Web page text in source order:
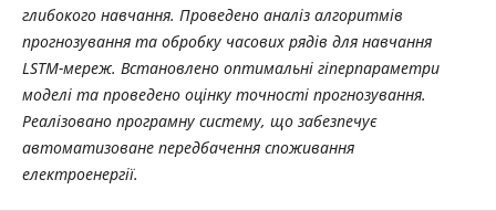
глибокого навчання. Проведено аналіз алгоритмів
прогнозування та обробку часових рядів для навчання
LSTM-мереж. Встановлено оптимальні гіперпараметри
моделі та проведено оцінку точності прогнозування.
Реалізовано програмну систему, що забезпечує
автоматизоване передбачення споживання
електроенергії.